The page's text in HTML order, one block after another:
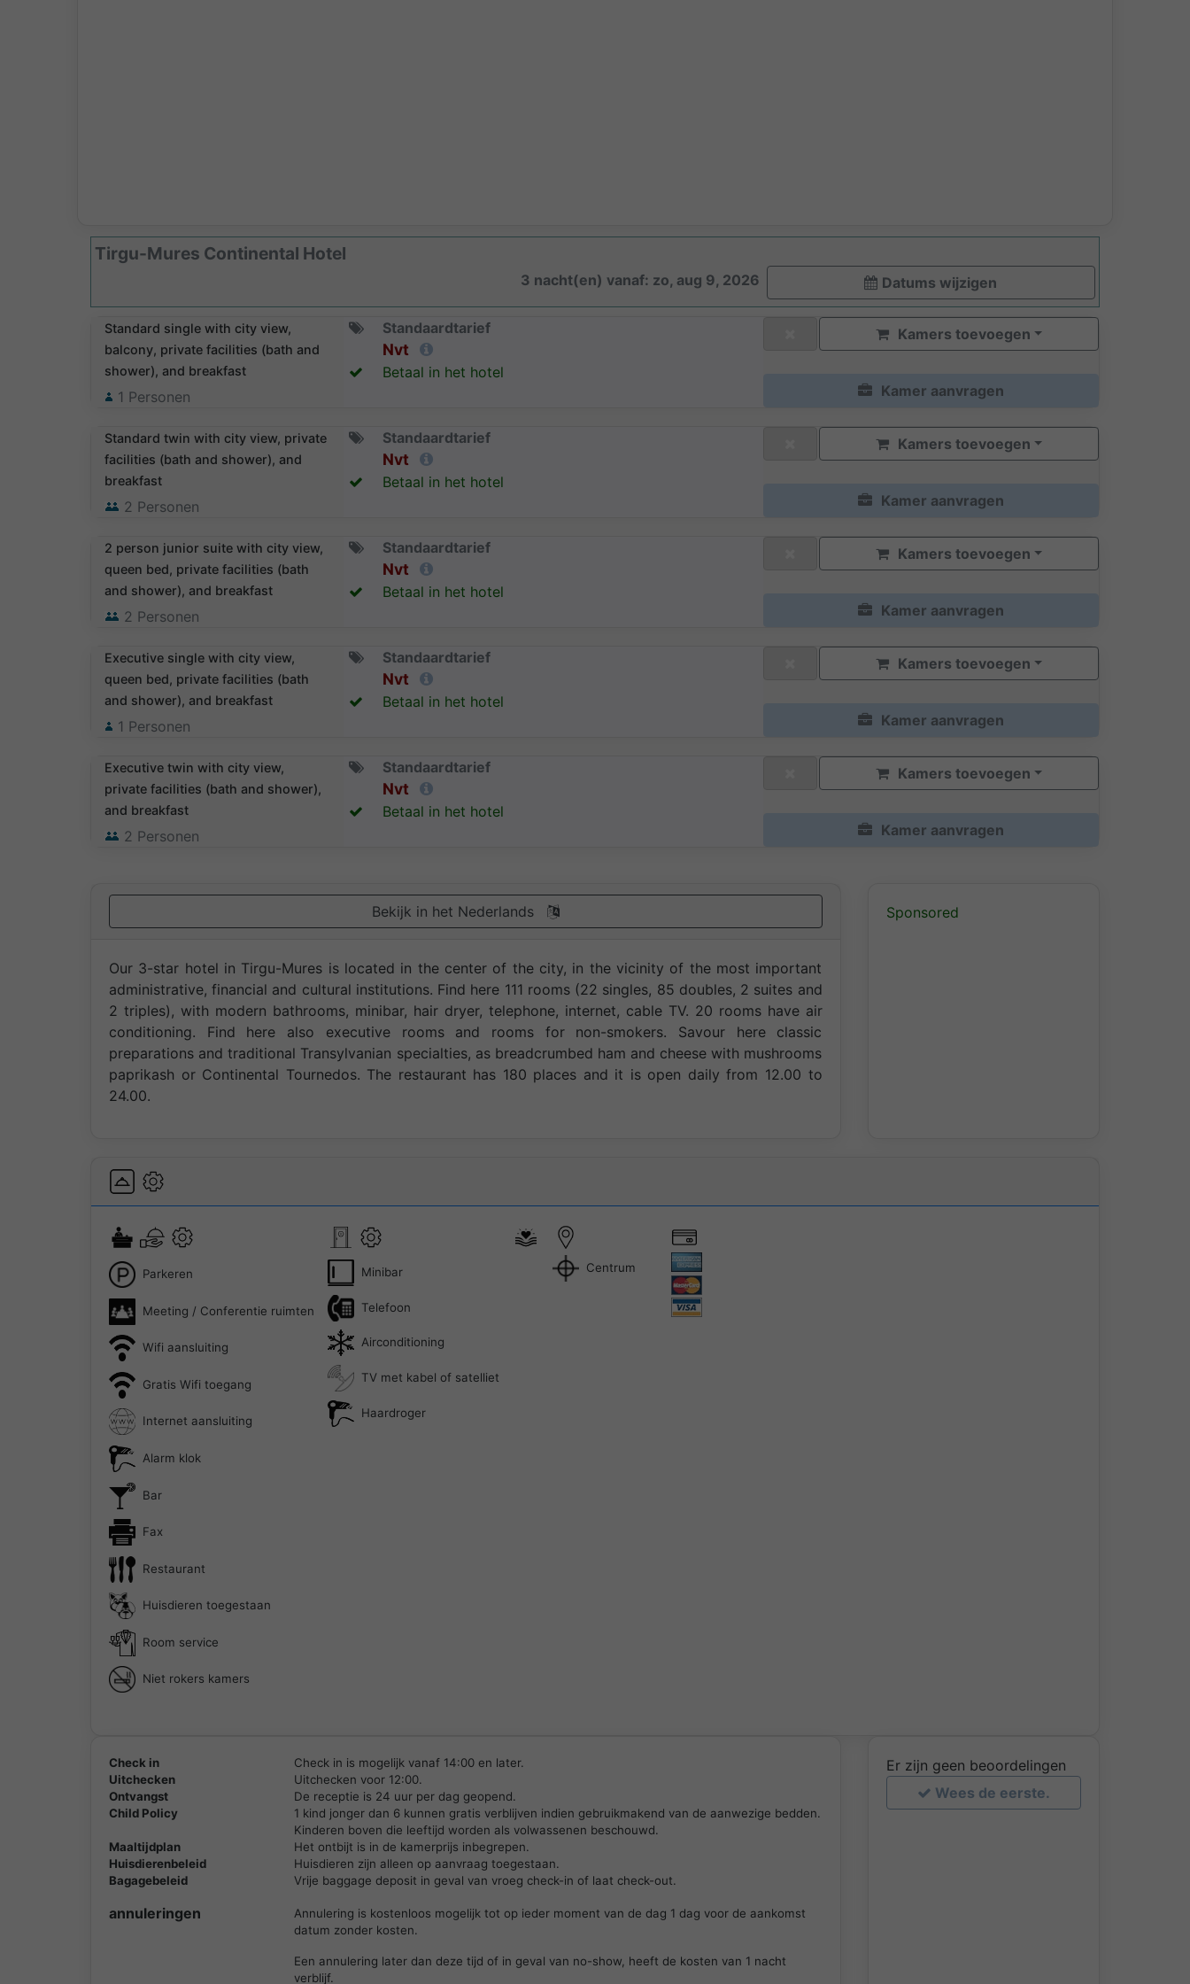
Tirgu-Mures Continental Hotel
3 nacht(en) vanaf: zo, aug 9, 2026 Datums wijzigen
Standard single with city view,
balcony, private facilities (bath and
shower), and breakfast
1 Personen
Standaardtarief
Nvt
Betaal in het hotel
Kamers toevoegen
Kamer aanvragen
Standard twin with city view, private
facilities (bath and shower), and
breakfast
2 Personen
Standaardtarief
Nvt
Betaal in het hotel
Kamers toevoegen
Kamer aanvragen
2 person junior suite with city view,
queen bed, private facilities (bath
and shower), and breakfast
2 Personen
Standaardtarief
Nvt
Betaal in het hotel
Kamers toevoegen
Kamer aanvragen
Executive single with city view,
queen bed, private facilities (bath
and shower), and breakfast
1 Personen
Standaardtarief
Nvt
Betaal in het hotel
Kamers toevoegen
Kamer aanvragen
Executive twin with city view,
private facilities (bath and shower),
and breakfast
2 Personen
Standaardtarief
Nvt
Betaal in het hotel
Kamers toevoegen
Kamer aanvragen
Bekijk in het Nederlands
Our 3-star hotel in Tirgu-Mures is located in the center of the city, in the vicinity of the most important
administrative, financial and cultural institutions. Find here 111 rooms (22 singles, 85 doubles, 2 suites and
2 triples), with modern bathrooms, minibar, hair dryer, telephone, internet, cable TV. 20 rooms have air
conditioning. Find here also executive rooms and rooms for non-smokers. Savour here classic
preparations and traditional Transylvanian specialties, as breadcrumbed ham and cheese with mushrooms
paprikash or Continental Tournedos. The restaurant has 180 places and it is open daily from 12.00 to
24.00.
Sponsored
Parkeren
Meeting / Conferentie ruimten
Wifi aansluiting
Gratis Wifi toegang
Internet aansluiting
Alarm klok
Bar
Fax
Restaurant
Huisdieren toegestaan
Room service
Niet rokers kamers
Minibar
Telefoon
Airconditioning
TV met kabel of satelliet
Haardroger
Centrum
Check in
Check in is mogelijk vanaf 14:00 en later.
Uitchecken
Uitchecken voor 12:00.
Ontvangst
De receptie is 24 uur per dag geopend.
Child Policy
1 kind jonger dan 6 kunnen gratis verblijven indien gebruikmakend van de aanwezige bedden.
Kinderen boven die leeftijd worden als volwassenen beschouwd.
Maaltijdplan
Het ontbijt is in de kamerprijs inbegrepen.
Huisdierenbeleid
Huisdieren zijn alleen op aanvraag toegestaan.
Bagagebeleid
Vrije baggage deposit in geval van vroeg check-in of laat check-out.
annuleringen
Annulering is kostenloos mogelijk tot op ieder moment van de dag 1 dag voor de aankomst
datum zonder kosten.
Een annulering later dan deze tijd of in geval van no-show, heeft de kosten van 1 nacht
verblijf.
Er zijn geen beoordelingen
Wees de eerste.